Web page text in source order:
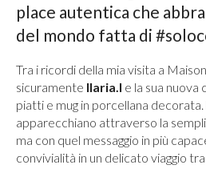
place autentica che
del mondo fatta di
Tra i ricordi della mia visita a
sicuramente Ilaria.I e la sua
piatti e mug in porcellana decorata.
apparecchiano attraverso la
ma con quel messaggio in più
convivialità in un delicato viaggio